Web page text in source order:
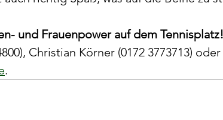
und Frauenpower auf dem Tennisplatz!
Christian Körner (0172 3773713)
.